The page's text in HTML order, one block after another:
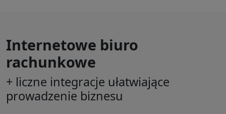
Internetowe biuro
rachunkowe
+ liczne integracje ułatwiające
prowadzenie biznesu